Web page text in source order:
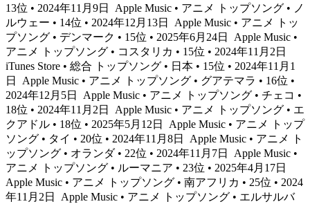
13位 • 2024年11月9日
Apple Music • アニメ トップソング • ノ
ルウェー • 14位 • 2024年12月13日
Apple Music • アニメ トッ
プソング • デンマーク • 15位 • 2025年6月24日
Apple Music •
アニメ トップソング • コスタリカ • 15位 • 2024年11月2日
iTunes Store • 総合 トップソング • 日本 • 15位 • 2024年11月1
日
Apple Music • アニメ トップソング • グアテマラ • 16位 •
2024年12月5日
Apple Music • アニメ トップソング • チェコ •
18位 • 2024年11月2日
Apple Music • アニメ トップソング • エ
クアドル • 18位 • 2025年5月12日
Apple Music • アニメ トップ
ソング • タイ • 20位 • 2024年11月8日
Apple Music • アニメ ト
ップソング • オランダ • 22位 • 2024年11月7日
Apple Music •
アニメ トップソング • ルーマニア • 23位 • 2025年4月17日
Apple Music • アニメ トップソング • 南アフリカ • 25位 • 2024
年11月2日
Apple Music • アニメ トップソング • エルサルバ